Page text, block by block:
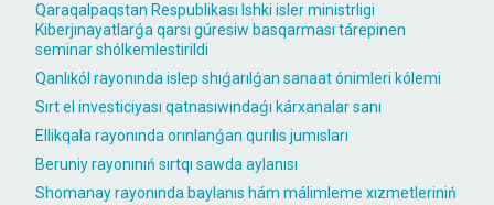
Qaraqalpaqstan Respublikası Ishki isler ministrligi
Kiberjınayatlarǵa qarsı gúresiw basqarması tárepinen
seminar shólkemlestirildi
Qanlıkól rayonında islep shıǵarılǵan sanaat ónimleri kólemi
Sırt el investiciyası qatnasıwındaǵı kárxanalar sanı
Ellikqala rayonında orınlanǵan qurılıs jumısları
Beruniy rayonınıń sırtqı sawda aylanısı
Shomanay rayonında baylanıs hám málimleme xızmetleriniń